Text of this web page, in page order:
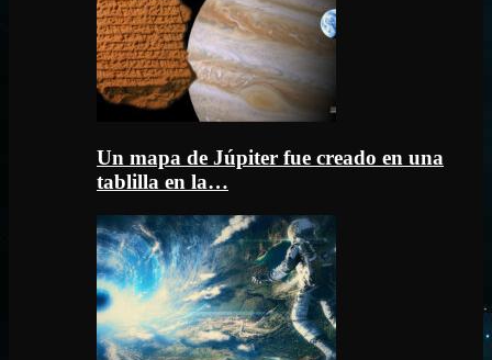
Un mapa de Júpiter fue creado en una
tablilla en la…